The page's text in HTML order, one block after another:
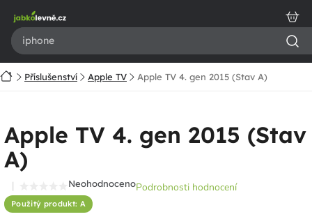
obsah
DomůPříslušenství Apple TV Apple TV 4. gen 2015 (Stav A)
Apple TV 4. gen 2015 (Stav
A)
Použitý produkt: A
Průměrné
hodnocení
NeohodnocenoPodrobnosti hodnocení